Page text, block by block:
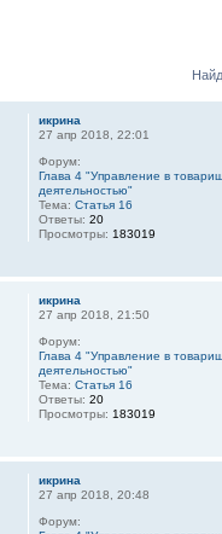
икрина
27 апр 2018, 22:01
Форум:
Глава 4 "Управление в
деятельностью"
Тема:Статья 16
Ответы:20
Просмотры: 183019
икрина
27 апр 2018, 21:50
Форум:
Глава 4 "Управление в
деятельностью"
Тема:Статья 16
Ответы:20
Просмотры: 183019
икрина
27 апр 2018, 20:48
Форум: